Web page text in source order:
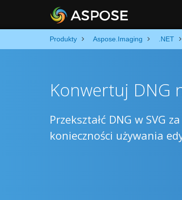
Produkty Aspose.Imaging .NET
Konwertuj DNG
Przekształć DNG w SVG
konieczności używania